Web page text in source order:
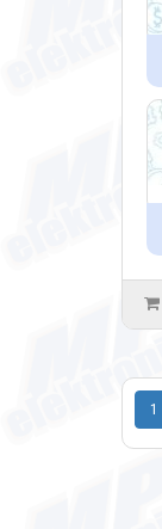
1